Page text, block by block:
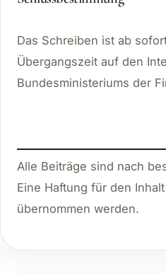
Das Schreiben ist ab
Übergangszeit auf den
Bundesministeriums der
Alle Beiträge sind nach
Eine Haftung für den
übernommen werden.